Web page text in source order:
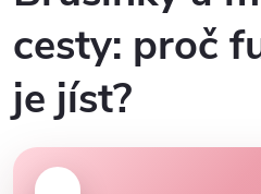
cesty: proč
je jíst?